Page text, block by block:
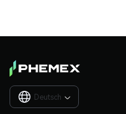
Deutsch 